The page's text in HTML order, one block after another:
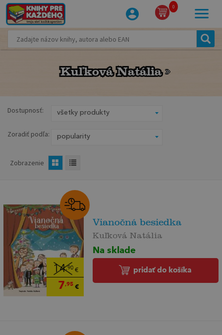
0
Kuľková Natália
Kuľková Natália
Dostupnosť:
Zoradiť podľa:
Zobrazenie
14,90€
7,95€
Vianočná besiedka
Kuľková Natália
Na sklade
pridať do košíka